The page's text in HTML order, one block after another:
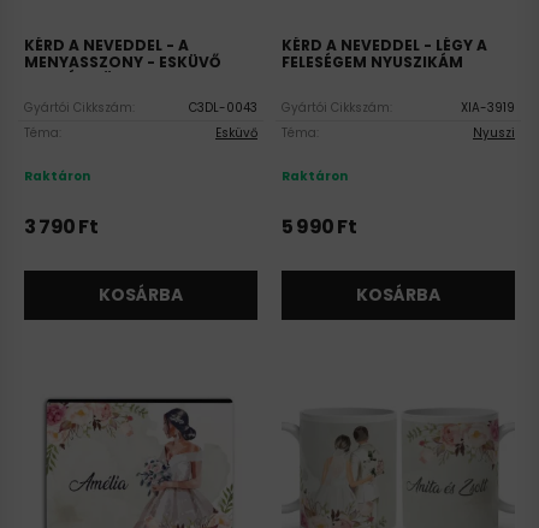
KÉRD A NEVEDDEL - A
MENYASSZONY - ESKÜVŐ
MINTÁS BÖGRE
Gyártói Cikkszám:
C3DL-0043
Téma:
Esküvő
Raktáron
3 790Ft
KOSÁRBA
KÉRD A NEVEDDEL - LÉGY A
FELESÉGEM NYUSZIKÁM
Gyártói Cikkszám:
XIA-3919
Téma:
Nyuszi
Raktáron
5 990Ft
KOSÁRBA